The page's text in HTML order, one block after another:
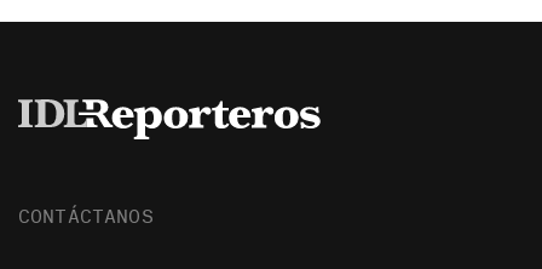
CONTÁCTANOS